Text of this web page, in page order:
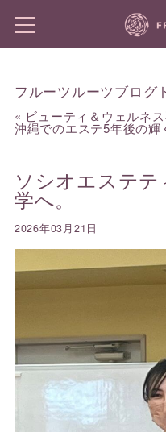
フルーツルーツブログ
« ビューティ＆ウェルネス
沖縄でのエステ5年後の
ソシオエステ
学へ。
2026年03月21日